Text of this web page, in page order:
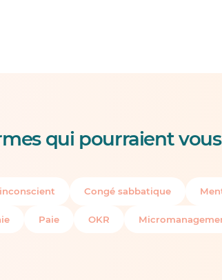
qui pourraient
Congé sabbatique
Paie OKR